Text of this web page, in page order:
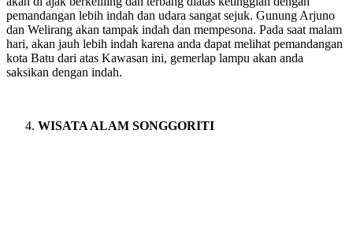
pemandangan lebih indah dan udara sangat sejuk. Gunung Arjuno
dan Welirang akan tampak indah dan mempesona. Pada saat malam
hari, akan jauh lebih indah karena anda dapat melihat pemandangan
kota Batu dari atas Kawasan ini, gemerlap lampu akan anda
saksikan dengan indah.
WISATA ALAM SONGGORITI